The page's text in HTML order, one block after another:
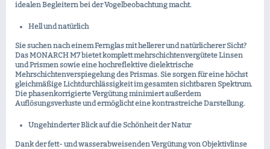
idealen Begleitern bei der Vogelbeobachtung macht.
Hell und natürlich
Sie suchen nach einem Fernglas mit hellerer und natürlicherer Sicht?
Das MONARCH M7 bietet komplett mehrschichtenvergütete Linsen
und Prismen sowie eine hochreflektive dielektrische
Mehrschichtenverspiegelung des Prismas. Sie sorgen für eine höchst
gleichmäßige Lichtdurchlässigkeit im gesamten sichtbaren Spektrum.
Die phasenkorrigierte Vergütung minimiert außerdem
Auflösungsverluste und ermöglicht eine kontrastreiche Darstellung.
Ungehinderter Blick auf die Schönheit der Natur
Dank der fett- und wasserabweisenden Vergütung von Objektivlinse